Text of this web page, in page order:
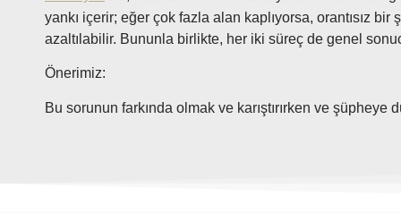
yankı içerir; eğer çok fazla alan kaplıyorsa, orantısız bir
azaltılabilir. Bununla birlikte, her iki süreç de genel
Önerimiz:
Bu sorunun farkında olmak ve karıştırırken ve